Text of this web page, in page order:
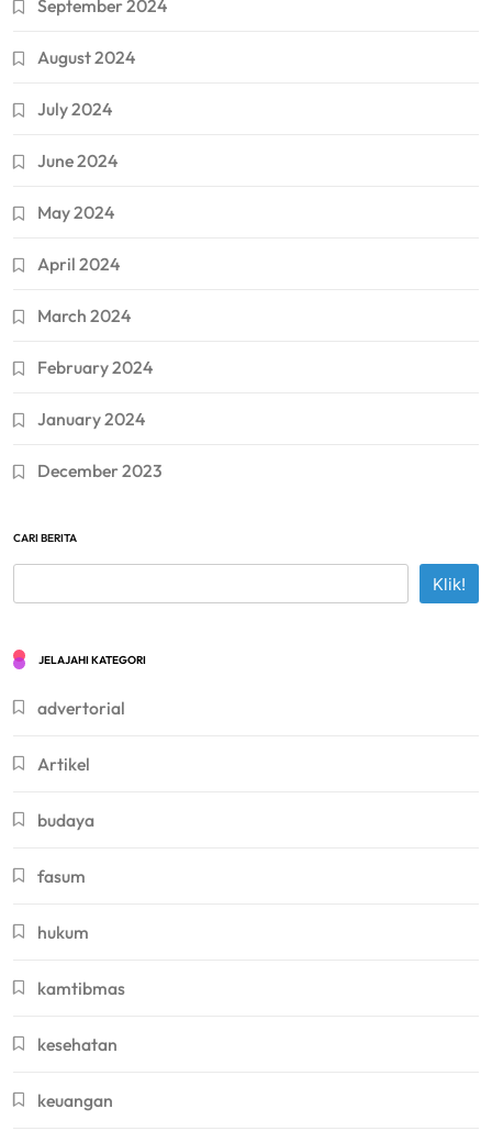
September 2024
August 2024
July 2024
June 2024
May 2024
April 2024
March 2024
February 2024
January 2024
December 2023
CARI BERITA
Klik!
JELAJAHI KATEGORI
advertorial
Artikel
budaya
fasum
hukum
kamtibmas
kesehatan
keuangan